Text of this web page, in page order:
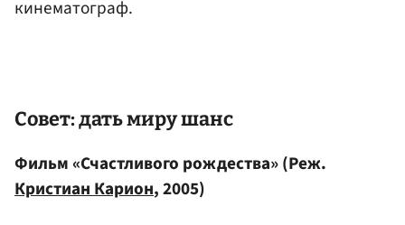
кинематограф.
Совет: дать миру шанс
Фильм «Счастливого рождества» (Реж.
Кристиан Карион, 2005)